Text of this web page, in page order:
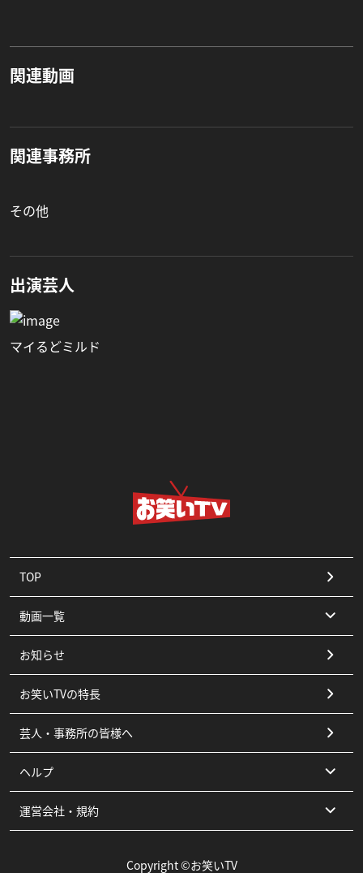
関連動画
関連事務所
その他
出演芸人
マイるどミルド
TOP
動画一覧
コント
漫才
ピン
その他
お知らせ
お笑いTVの特長
芸人・事務所の皆様へ
ヘルプ
よくある質問
運営会社・規約
Copyright ©お笑いTV